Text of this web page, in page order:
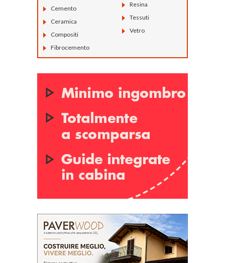
Cemento
Ceramica
Compositi
Fibrocemento
Resina
Tessuti
Vetro